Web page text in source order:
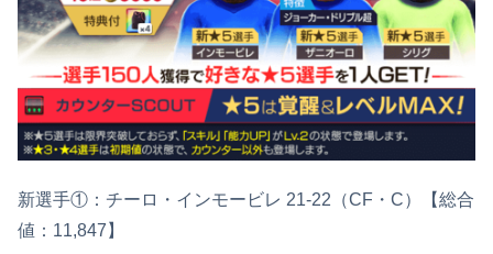
新選手①：チーロ・インモービレ 21-22（CF・C）【総合
値：11,847】